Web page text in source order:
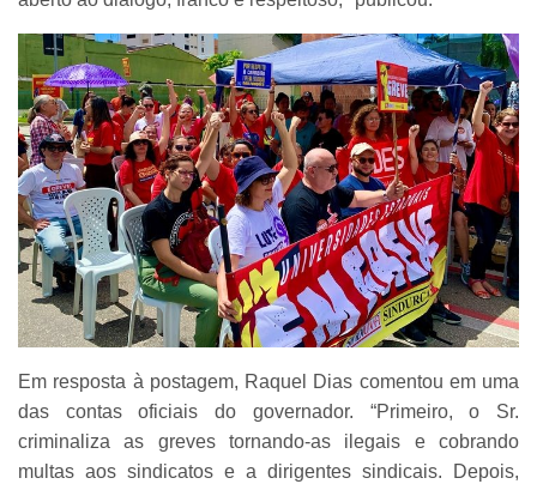
Em resposta à postagem, Raquel Dias comentou em uma
das contas oficiais do governador. “Primeiro, o Sr.
criminaliza as greves tornando-as ilegais e cobrando
multas aos sindicatos e a dirigentes sindicais. Depois,